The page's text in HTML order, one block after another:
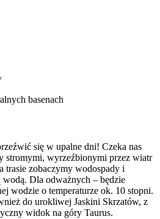
basenach
się w upalne dni! Czeka nas
stromymi, wyrzeźbionymi przez wiatr
trasie zobaczymy wodospady i
wodą. Dla odważnych – będzie
wodzie o temperaturze ok. 10 stopni.
do urokliwej Jaskini Skrzatów, z
widok na góry Taurus.